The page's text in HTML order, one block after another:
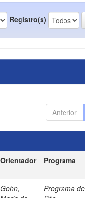
Registro(s)
Anterior
Orientador Programa
Gohn,
Programa de